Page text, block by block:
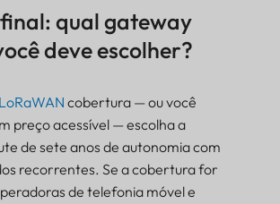
qual gateway
deve escolher?
LoRaWAN cobertura — ou você
preço acessível — escolha a
de sete anos de autonomia com
recorrentes. Se a cobertura for
de telefonia móvel e